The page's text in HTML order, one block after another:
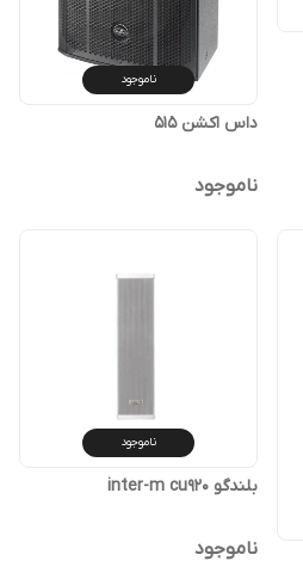
ناموجود
داس اکشن 515
ناموجود
ناموجود
بلندگو inter-m cu920
ناموجود